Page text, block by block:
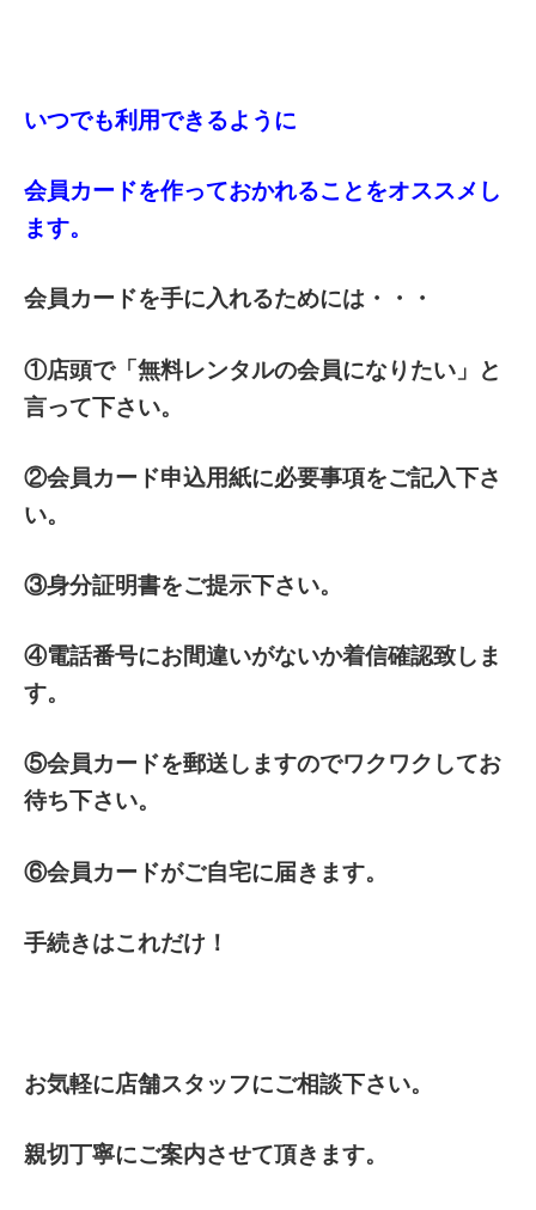
いつでも利用できるように
会員カードを作っておかれることをオススメし
ます。
会員カードを手に入れるためには・・・
①店頭で「無料レンタルの会員になりたい」と
言って下さい。
②会員カード申込用紙に必要事項をご記入下さ
い。
③身分証明書をご提示下さい。
④電話番号にお間違いがないか着信確認致しま
す。
⑤会員カードを郵送しますのでワクワクしてお
待ち下さい。
⑥会員カードがご自宅に届きます。
手続きはこれだけ！
お気軽に店舗スタッフにご相談下さい。
親切丁寧にご案内させて頂きます。